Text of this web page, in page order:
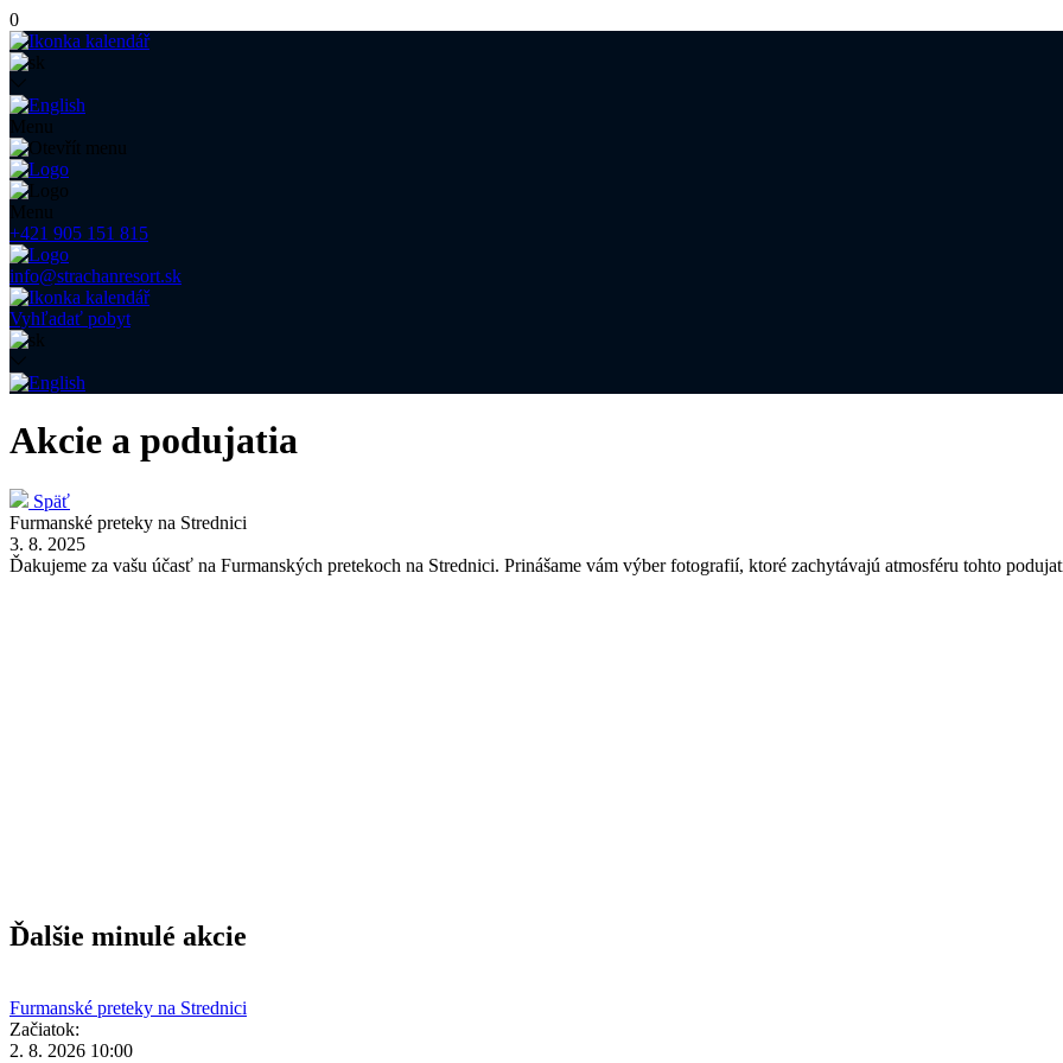
0
Menu
Menu
+421 905 151 815
info@strachanresort.sk
Vyhľadať pobyt
Akcie a podujatia
Späť
Furmanské preteky na Strednici
3. 8. 2025
Ďakujeme za vašu účasť na Furmanských pretekoch na Strednici. Prinášame vám výber fotografií, ktoré zachytávajú atmosféru tohto
Ďalšie minulé akcie
Furmanské preteky na Strednici
Začiatok:
2. 8. 2026 10:00